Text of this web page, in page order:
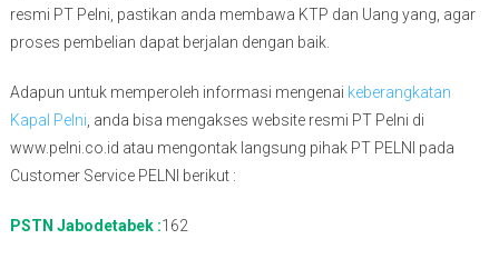
resmi PT Pelni, pastikan anda membawa KTP dan Uang yang, agar
proses pembelian dapat berjalan dengan baik.
Adapun untuk memperoleh informasi mengenai keberangkatan
Kapal Pelni, anda bisa mengakses website resmi PT Pelni di
www.pelni.co.id atau mengontak langsung pihak PT PELNI pada
Customer Service PELNI berikut :
PSTN Jabodetabek :162